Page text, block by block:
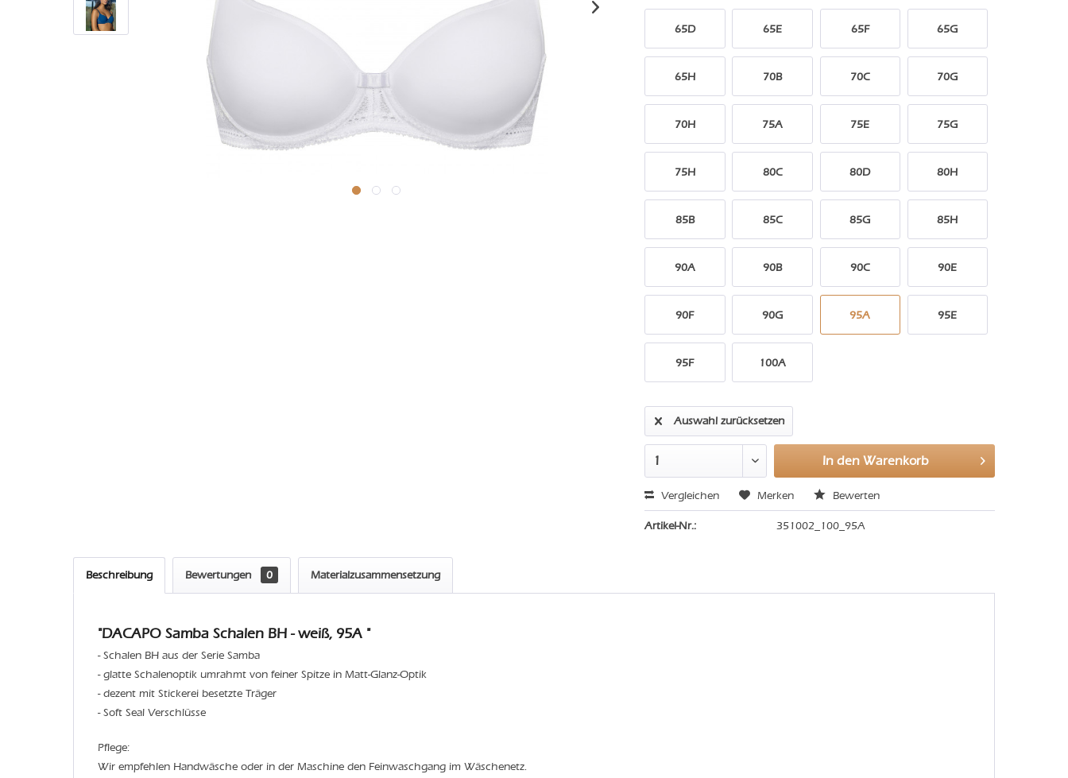
65D 65E 65F 65G
65H 70B 70C 70G
70H 75A 75E 75G
75H 80C 80D 80H
85B 85C 85G 85H
90A 90B 90C 90E
90F 90G 95A 95E
95F 100A
Auswahl zurücksetzen
In den Warenkorb
Vergleichen Merken Bewerten
Artikel-Nr.: 351002_100_95A
Beschreibung Bewertungen 0 Materialzusammensetzung
"DACAPO Samba Schalen BH - weiß, 95A "
- Schalen BH aus der Serie Samba
- glatte Schalenoptik umrahmt von feiner Spitze in Matt-Glanz-Optik
- dezent mit Stickerei besetzte Träger
- Soft Seal Verschlüsse
Pflege:
Wir empfehlen Handwäsche oder in der Maschine den Feinwaschgang im Wäschenetz.